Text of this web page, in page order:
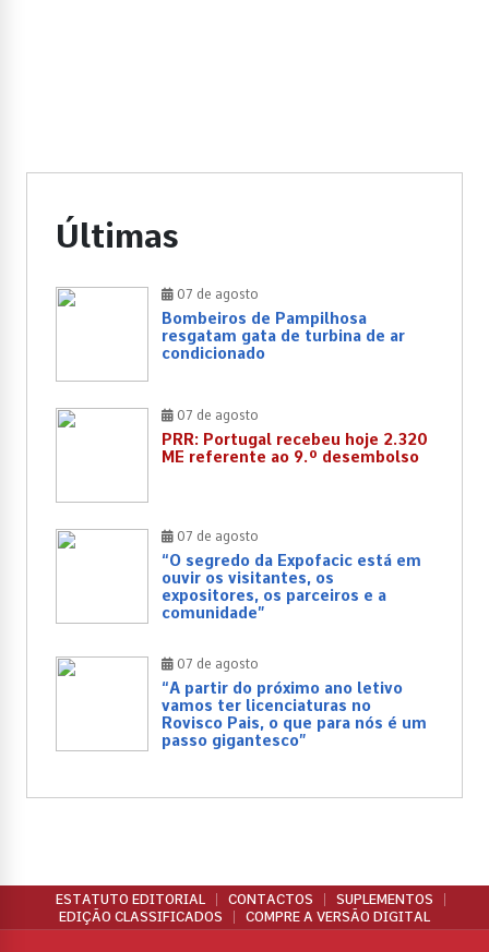
Últimas
07 de agosto
Bombeiros de Pampilhosa
resgatam gata de turbina de ar
condicionado
07 de agosto
PRR: Portugal recebeu hoje 2.320
ME referente ao 9.º desembolso
07 de agosto
“O segredo da Expofacic está em
ouvir os visitantes, os
expositores, os parceiros e a
comunidade”
07 de agosto
“A partir do próximo ano letivo
vamos ter licenciaturas no
Rovisco Pais, o que para nós é um
passo gigantesco”
ESTATUTO EDITORIAL CONTACTOS
SUPLEMENTOS
EDIÇÃO CLASSIFICADOS
COMPRE A VERSÃO DIGITAL